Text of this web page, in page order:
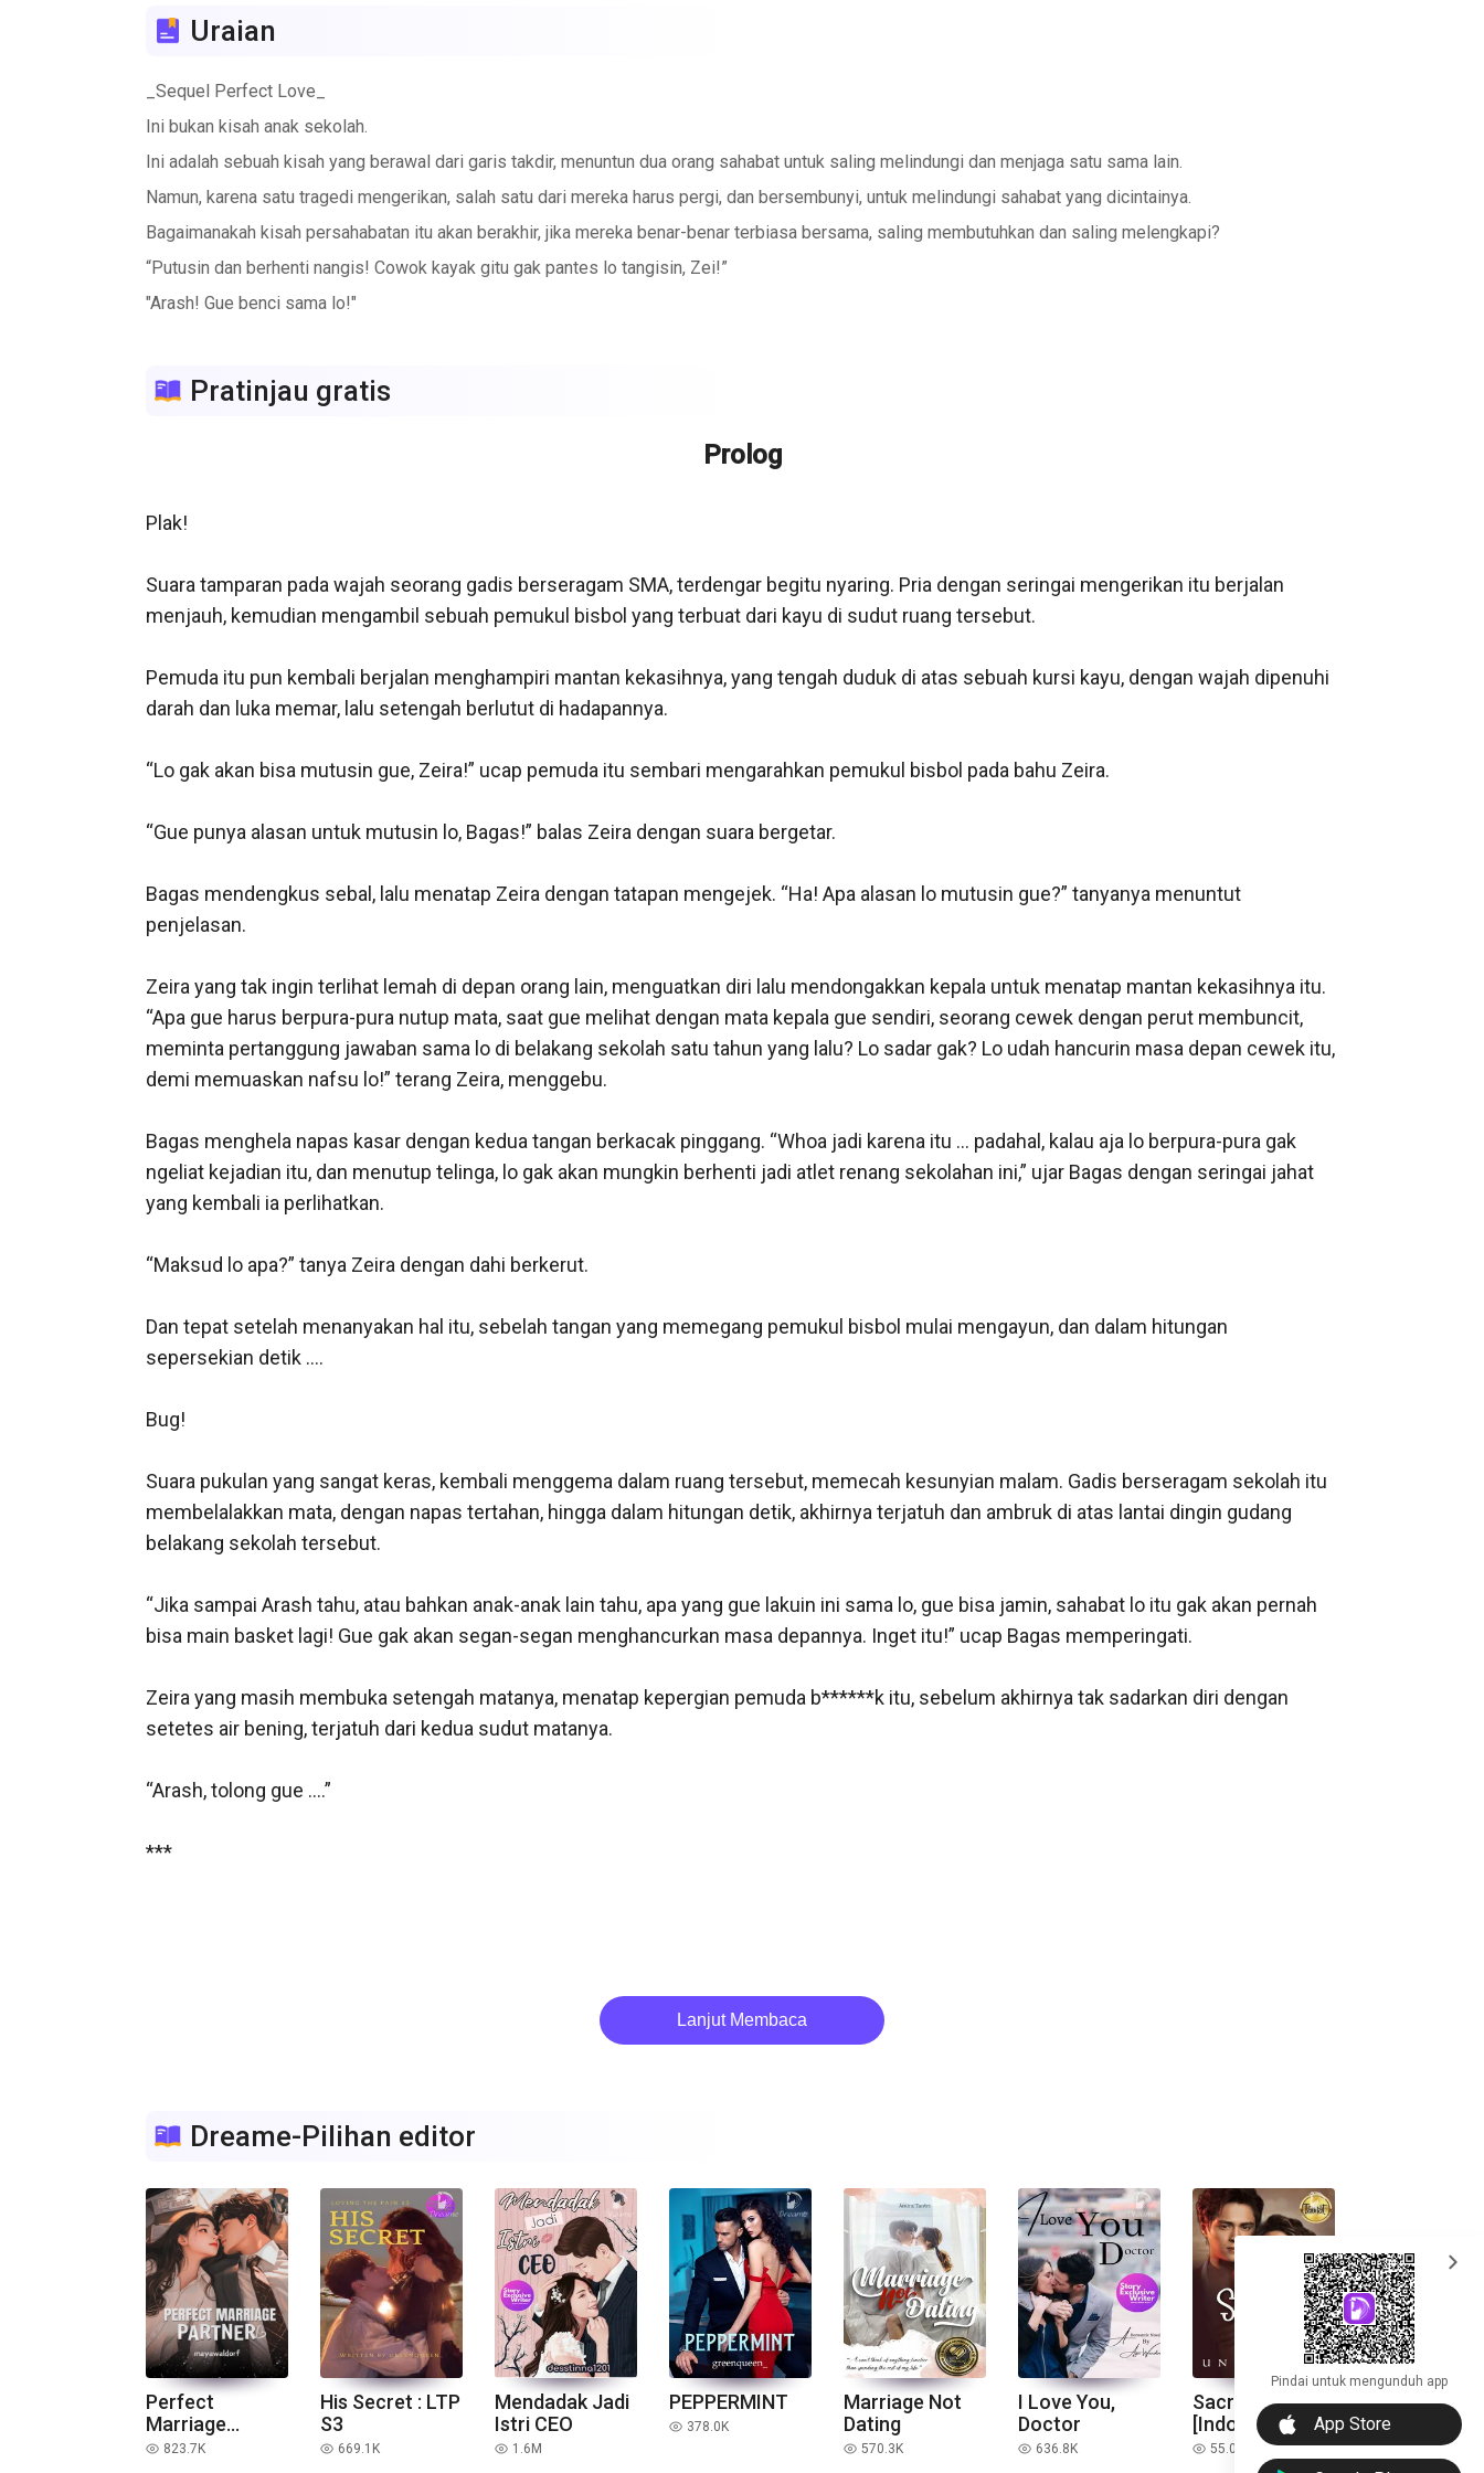
Uraian
_Sequel Perfect Love_
Ini bukan kisah anak sekolah.
Ini adalah sebuah kisah yang berawal dari garis takdir, menuntun dua orang sahabat untuk saling melindungi dan menjaga satu sama lain.
Namun, karena satu tragedi mengerikan, salah satu dari mereka harus pergi, dan bersembunyi, untuk melindungi sahabat yang dicintainya.
Bagaimanakah kisah persahabatan itu akan berakhir, jika mereka benar-benar terbiasa bersama, saling membutuhkan dan saling melengkapi?
“Putusin dan berhenti nangis! Cowok kayak gitu gak pantes lo tangisin, Zei!”
"Arash! Gue benci sama lo!"
Pratinjau gratis
Prolog
Plak!
Suara tamparan pada wajah seorang gadis berseragam SMA, terdengar begitu nyaring. Pria dengan seringai mengerikan itu berjalan
menjauh, kemudian mengambil sebuah pemukul bisbol yang terbuat dari kayu di sudut ruang tersebut.
Pemuda itu pun kembali berjalan menghampiri mantan kekasihnya, yang tengah duduk di atas sebuah kursi kayu, dengan wajah dipenuhi
darah dan luka memar, lalu setengah berlutut di hadapannya.
“Lo gak akan bisa mutusin gue, Zeira!” ucap pemuda itu sembari mengarahkan pemukul bisbol pada bahu Zeira.
“Gue punya alasan untuk mutusin lo, Bagas!” balas Zeira dengan suara bergetar.
Bagas mendengkus sebal, lalu menatap Zeira dengan tatapan mengejek. “Ha! Apa alasan lo mutusin gue?” tanyanya menuntut
penjelasan.
Zeira yang tak ingin terlihat lemah di depan orang lain, menguatkan diri lalu mendongakkan kepala untuk menatap mantan kekasihnya itu.
“Apa gue harus berpura-pura nutup mata, saat gue melihat dengan mata kepala gue sendiri, seorang cewek dengan perut membuncit,
meminta pertanggung jawaban sama lo di belakang sekolah satu tahun yang lalu? Lo sadar gak? Lo udah hancurin masa depan cewek itu,
demi memuaskan nafsu lo!” terang Zeira, menggebu.
Bagas menghela napas kasar dengan kedua tangan berkacak pinggang. “Whoa jadi karena itu … padahal, kalau aja lo berpura-pura gak
ngeliat kejadian itu, dan menutup telinga, lo gak akan mungkin berhenti jadi atlet renang sekolahan ini,” ujar Bagas dengan seringai jahat
yang kembali ia perlihatkan.
“Maksud lo apa?” tanya Zeira dengan dahi berkerut.
Dan tepat setelah menanyakan hal itu, sebelah tangan yang memegang pemukul bisbol mulai mengayun, dan dalam hitungan
sepersekian detik ….
Bug!
Suara pukulan yang sangat keras, kembali menggema dalam ruang tersebut, memecah kesunyian malam. Gadis berseragam sekolah itu
membelalakkan mata, dengan napas tertahan, hingga dalam hitungan detik, akhirnya terjatuh dan ambruk di atas lantai dingin gudang
belakang sekolah tersebut.
“Jika sampai Arash tahu, atau bahkan anak-anak lain tahu, apa yang gue lakuin ini sama lo, gue bisa jamin, sahabat lo itu gak akan pernah
bisa main basket lagi! Gue gak akan segan-segan menghancurkan masa depannya. Inget itu!” ucap Bagas memperingati.
Zeira yang masih membuka setengah matanya, menatap kepergian pemuda b******k itu, sebelum akhirnya tak sadarkan diri dengan
setetes air bening, terjatuh dari kedua sudut matanya.
“Arash, tolong gue ….”
***
Lanjut Membaca
Dreame-Pilihan editor
Perfect
Marriage
Partner
read 823.7K
His Secret : LTP
S3
read 669.1K
Mendadak Jadi
Istri CEO
read 1.6M
PEPPERMINT
read 378.0K
Marriage Not
Dating
read 570.3K
I Love You,
Doctor
read 636.8K
Sacred Lotus
[Indonesia]
read 55.0K
expand_more
Pindai untuk mengunduh app
download_ios App Store